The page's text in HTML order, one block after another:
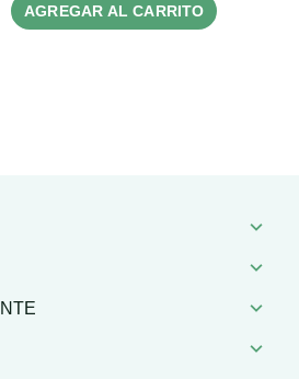
AGREGAR AL CARRITO